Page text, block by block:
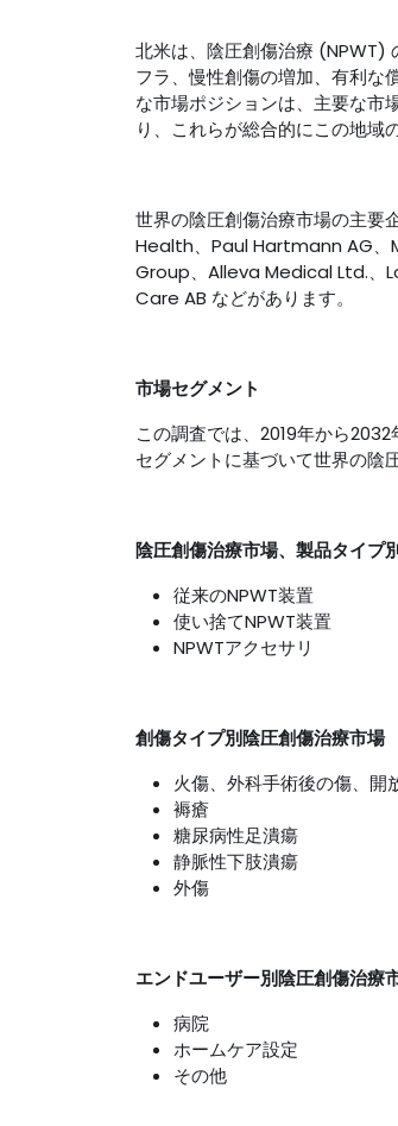
北米は、陰圧創傷治療 (NPWT)
フラ、慢性創傷の増加、有利な
な市場ポジションは、主要な市
り、これらが総合的にこの地域
世界の陰圧創傷治療市場の主
Health、Paul Hartmann AG
Group、Alleva Medical Ltd.、
Care AB などがあります。
市場セグメント
この調査では、2019年から
セグメントに基づいて世界の陰
陰圧創傷治療市場、製品タイプ
従来のNPWT装置
使い捨てNPWT装置
NPWTアクセサリ
創傷タイプ別陰圧創傷治療市場
火傷、外科手術後の傷、開
褥瘡
糖尿病性足潰瘍
静脈性下肢潰瘍
外傷
エンドユーザー別陰圧創傷治療
病院
ホームケア設定
その他